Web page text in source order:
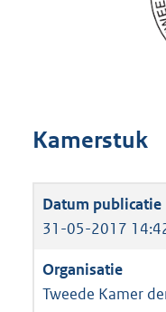
Kamerstuk
31-05-2017
Tweede Kamer